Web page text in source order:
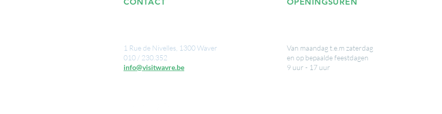
1 Rue de Nivelles, 1300 Waver
010 / 230.352
info@visitwavre.be
Van maandag t.e.m zaterdag
en op bepaalde feestdagen
9 uur - 17 uur